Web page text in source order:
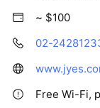
~ $100
02-
Free Wi-Fi,